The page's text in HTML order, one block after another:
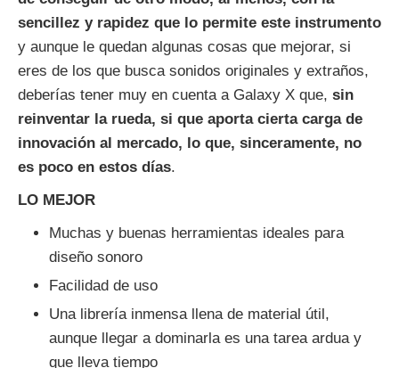
sencillez y rapidez que lo permite este instrumento
y aunque le quedan algunas cosas que mejorar, si
eres de los que busca sonidos originales y extraños,
deberías tener muy en cuenta a Galaxy X que, sin
reinventar la rueda, si que aporta cierta carga de
innovación al mercado, lo que, sinceramente, no
es poco en estos días.
LO MEJOR
Muchas y buenas herramientas ideales para
diseño sonoro
Facilidad de uso
Una librería inmensa llena de material útil,
aunque llegar a dominarla es una tarea ardua y
que lleva tiempo